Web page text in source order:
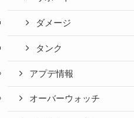
ダメージ
タンク
アプデ情報
オーバーウォッチ